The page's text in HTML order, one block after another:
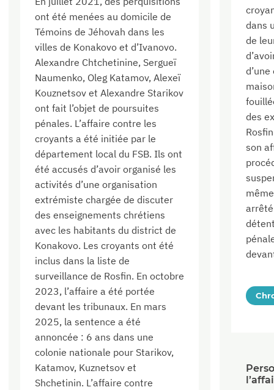
ont été menées au domicile de
Témoins de Jéhovah dans les
villes de Konakovo et d’Ivanovo.
Alexandre Chtchetinine, Sergueï
Naumenko, Oleg Katamov, Alexeï
Kouznetsov et Alexandre Starikov
ont fait l’objet de poursuites
pénales. L’affaire contre les
croyants a été initiée par le
département local du FSB. Ils ont
été accusés d’avoir organisé les
activités d’une organisation
extrémiste chargée de discuter
des enseignements chrétiens
avec les habitants du district de
Konakovo. Les croyants ont été
inclus dans la liste de
surveillance de Rosfin. En octobre
2023, l’affaire a été portée
devant les tribunaux. En mars
2025, la sentence a été
annoncée : 6 ans dans une
colonie nationale pour Starikov,
Katamov, Kuznetsov et
Shchetinin. L’affaire contre
dans
de
des
son